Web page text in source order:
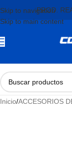
Skip to navigation
Skip to main content
PROD.
Inicio/ACCESORIOS